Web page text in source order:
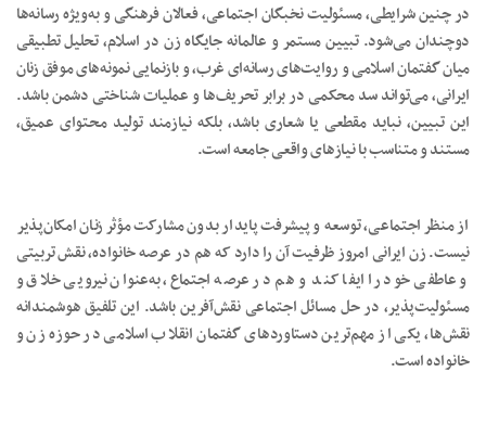
در چنین شرایطی، مسئولیت نخبگان اجتماعی، فعالان فرهنگی و به‌ویژه رسانه‌ها
دوچندان می‌شود. تبیین مستمر و عالمانه جایگاه زن در اسلام، تحلیل تطبیقی
میان گفتمان اسلامی و روایت‌های رسانه‌ای غرب، و بازنمایی نمونه‌های موفق زنان
ایرانی، می‌تواند سد محکمی در برابر تحریف‌ها و عملیات شناختی دشمن باشد.
این تبیین، نباید مقطعی یا شعاری باشد، بلکه نیازمند تولید محتوای عمیق،
مستند و متناسب با نیازهای واقعی جامعه است.
از منظر اجتماعی، توسعه و پیشرفت پایدار بدون مشارکت مؤثر زنان امکان‌پذیر
نیست. زن ایرانی امروز ظرفیت آن را دارد که هم در عرصه خانواده، نقش تربیتی
و عاطفی خود را ایفا کند و هم در عرصه اجتماع، به‌عنوان نیرویی خلاق و
مسئولیت‌پذیر، در حل مسائل اجتماعی نقش‌آفرین باشد. این تلفیق هوشمندانه
نقش‌ها، یکی از مهم‌ترین دستاوردهای گفتمان انقلاب اسلامی در حوزه زن و
خانواده است.